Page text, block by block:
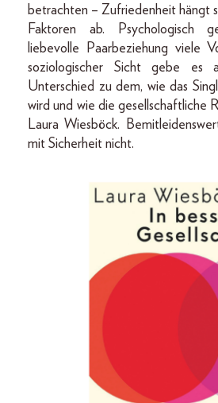
betrachten – Zufriedenheit hängt
Faktoren ab. Psychologisch
liebevolle Paarbeziehung viele
soziologischer Sicht gebe es
Unterschied zu dem, wie das
wird und wie die gesellschaftliche
Laura Wiesböck.
mit Sicherheit nicht.